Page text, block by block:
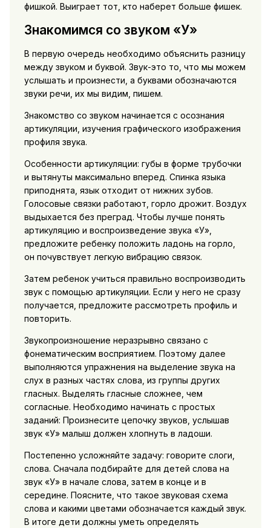
фишкой. Выиграет тот, кто наберет больше фишек.
Знакомимся со звуком «У»
В первую очередь необходимо объяснить разницу
между звуком и буквой. Звук-это то, что мы можем
услышать и произнести, а буквами обозначаются
звуки речи, их мы видим, пишем.
Знакомство со звуком начинается с осознания
артикуляции, изучения графического изображения
профиля звука.
Особенности артикуляции: губы в форме трубочки
и вытянуты максимально вперед. Спинка языка
приподнята, язык отходит от нижних зубов.
Голосовые связки работают, горло дрожит. Воздух
выдыхается без преград. Чтобы лучше понять
артикуляцию и воспроизведение звука «У»,
предложите ребенку положить ладонь на горло,
он почувствует легкую вибрацию связок.
Затем ребенок учиться правильно воспроизводить
звук с помощью артикуляции. Если у него не сразу
получается, предложите рассмотреть профиль и
повторить.
Звукопроизношение неразрывно связано с
фонематическим восприятием. Поэтому далее
выполняются упражнения на выделение звука на
слух в разных частях слова, из группы других
гласных. Выделять гласные сложнее, чем
согласные. Необходимо начинать с простых
заданий: Произнесите цепочку звуков, услышав
звук «У» малыш должен хлопнуть в ладоши.
Постепенно усложняйте задачу: говорите слоги,
слова. Сначала подбирайте для детей слова на
звук «У» в начале слова, затем в конце и в
середине. Поясните, что такое звуковая схема
слова и какими цветами обозначается каждый звук.
В итоге дети должны уметь определять